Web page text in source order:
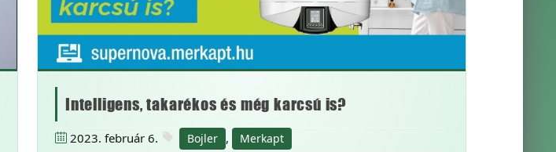
Intelligens, takarékos és még karcsú is?
2023. február 6. Bojler , Merkapt